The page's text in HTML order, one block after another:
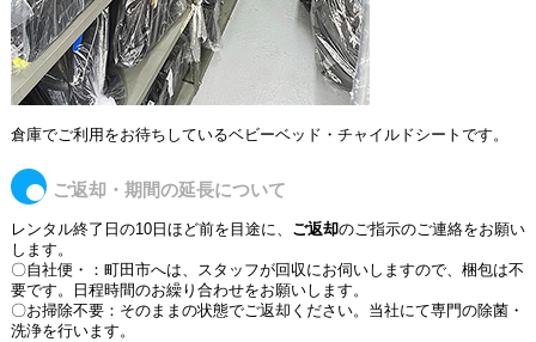
倉庫でご利用をお待ちしているベビーベッド・チャイルドシートです。
ご返却・期間の延長について
レンタル終了日の10日ほど前を目途に、 ご返却のご指示のご連絡をお願い
します。
〇自社便・：町田市へは、スタッフが回収にお伺いしますので、梱包は不
要です。日程時間のお繰り合わせをお願いします。
〇お掃除不要：そのままの状態でご返却ください。当社にて専門の除菌・
洗浄を行います。